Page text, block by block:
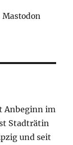
Mastodon
Anbeginn im
Stadträtin
und seit